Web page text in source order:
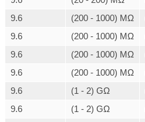
9.6
(200 - 1000) MΩ
9.6
(200 - 1000) MΩ
9.6
(200 - 1000) MΩ
9.6
(200 - 1000) MΩ
9.6
(1 - 2) GΩ
9.6
(1 - 2) GΩ